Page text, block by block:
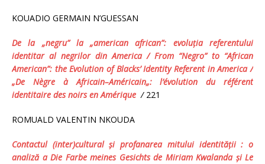
KOUADIO GERMAIN N’GUESSAN
De la „negru” la „american african”: evoluţia referentului
identitar al negrilor din America / From “Negro” to “African
American”: the Evolution of Blacks’ Identity Referent in America /
„De Nègre àAfricain–Américain„:l’évolution du référent
identitaire des noirs en Amérique / 221
ROMUALD VALENTIN NKOUDA
Contactul (inter)cultural şi profanarea mitului identităţii : o
analiză a Die Farbe meines Gesichts de Miriam Kwalanda şi Le